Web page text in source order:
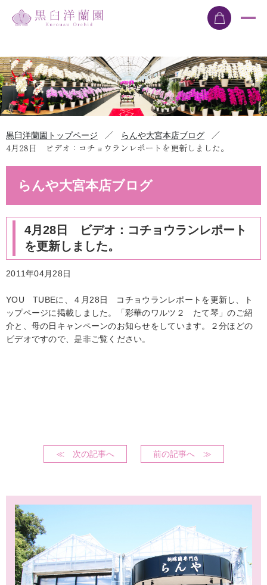
黒臼洋蘭園トップページ ／ らんや大宮本店ブログ
／
4月28日 ビデオ：コチョウランレポートを更新しました。
らんや大宮本店ブログ
4月28日 ビデオ：コチョウランレポート
を更新しました。
2011年04月28日
YOU TUBEに、４月28日 コチョウランレポートを更新し、ト
ップページに掲載しました。「彩華のワルツ２ たて琴」のご紹
介と、母の日キャンペーンのお知らせをしています。２分ほどの
ビデオですので、是非ご覧ください。
≪ 次の記事へ 前の記事へ ≫